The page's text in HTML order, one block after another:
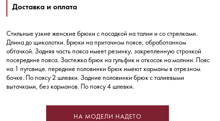
Доставка и оплата
Стильные узкие женские брюки с посадкой на талии и со стрелками.
Длина до щиколотки. Брюки на притачном поясе, обработанном
обтачкой. Задняя часть пояса имеет резинку, закрепленную строчкой
посередине пояса. Застежка брюк на гульфик и откосок на молнии. Пояс
на 1 пуговице. передние половинки брюк имеют карманы в отрезном
бочке. По поясу 2 шлевки. Задние половинки брюк с талиевыми
вытачками, без карманов. По поясу 4 шлевки.
НА МОДЕЛИ НАДЕТО